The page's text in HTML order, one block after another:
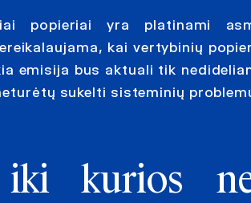
popieriai yra platinami
kai vertybinių
emisija bus aktuali tik
sukelti sisteminių
kurios